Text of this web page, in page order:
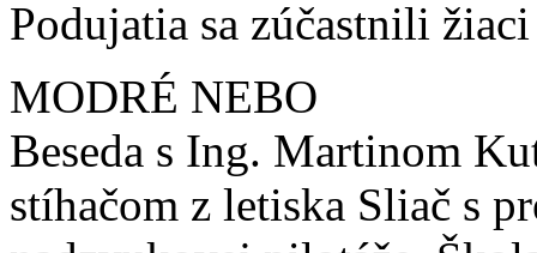
Podujatia sa zúčastnili
MODRÉ NEBO
Beseda s Ing. Martinom
stíhačom z letiska Sliač s